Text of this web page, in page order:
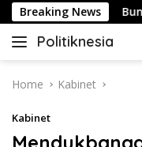
Skip
to
content
Breaking NewsBuntut
Politiknesia
Politiknesia.com
Home Kabinet
Kabinet